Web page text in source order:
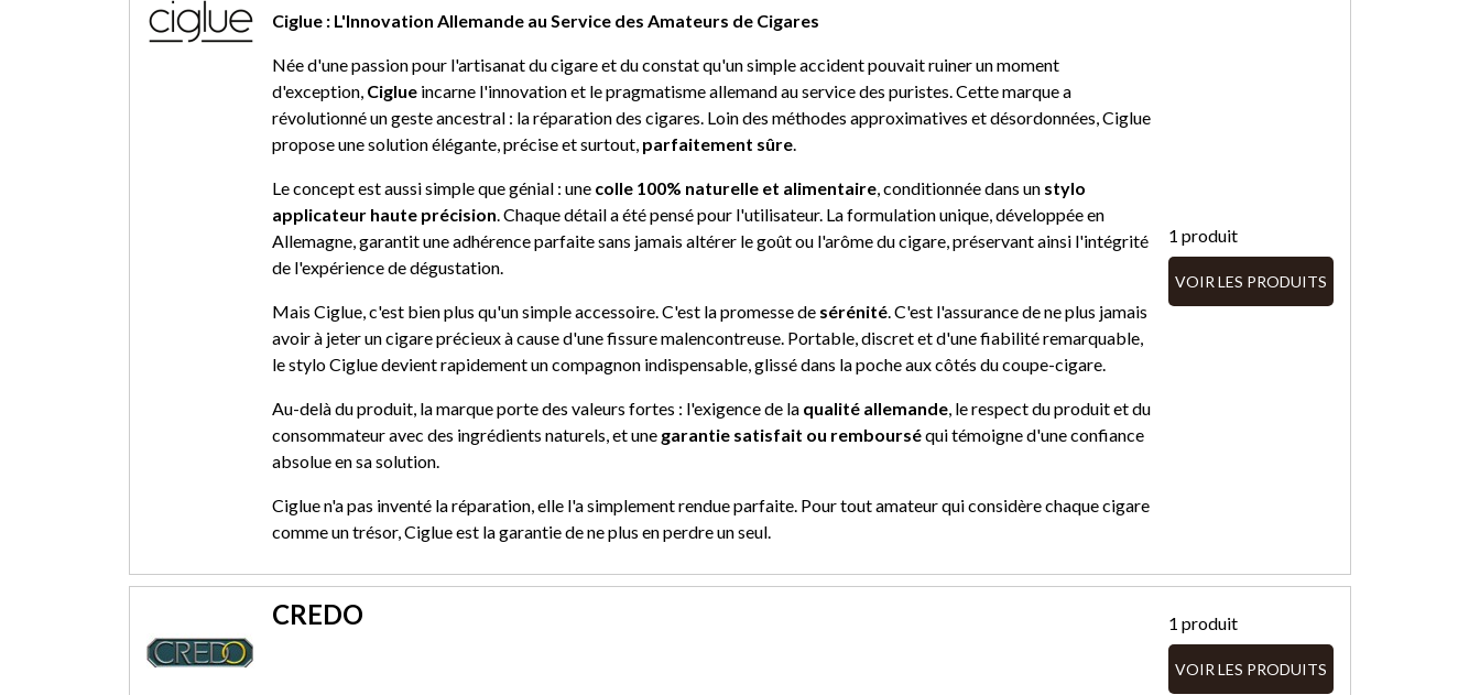
Ciglue : L'Innovation Allemande au Service des Amateurs de Cigares
Née d'une passion pour l'artisanat du cigare et du constat qu'un simple accident pouvait ruiner un moment
d'exception, Ciglue incarne l'innovation et le pragmatisme allemand au service des puristes. Cette marque a
révolutionné un geste ancestral : la réparation des cigares. Loin des méthodes approximatives et désordonnées, Ciglue
propose une solution élégante, précise et surtout, parfaitement sûre.
Le concept est aussi simple que génial : une colle 100% naturelle et alimentaire, conditionnée dans un stylo
applicateur haute précision. Chaque détail a été pensé pour l'utilisateur. La formulation unique, développée en
Allemagne, garantit une adhérence parfaite sans jamais altérer le goût ou l'arôme du cigare, préservant ainsi l'intégrité
de l'expérience de dégustation.
Mais Ciglue, c'est bien plus qu'un simple accessoire. C'est la promesse de sérénité. C'est l'assurance de ne plus jamais
avoir à jeter un cigare précieux à cause d'une fissure malencontreuse. Portable, discret et d'une fiabilité remarquable,
le stylo Ciglue devient rapidement un compagnon indispensable, glissé dans la poche aux côtés du coupe-cigare.
Au-delà du produit, la marque porte des valeurs fortes : l'exigence de la qualité allemande, le respect du produit et du
consommateur avec des ingrédients naturels, et une garantie satisfait ou rembourséqui témoigne d'une confiance
absolue en sa solution.
Ciglue n'a pas inventé la réparation, elle l'a simplement rendue parfaite. Pour tout amateur qui considère chaque cigare
comme un trésor, Ciglue est la garantie de ne plus en perdre un seul.
1 produit
VOIR LES PRODUITS
CREDO 1 produit
VOIR LES PRODUITS